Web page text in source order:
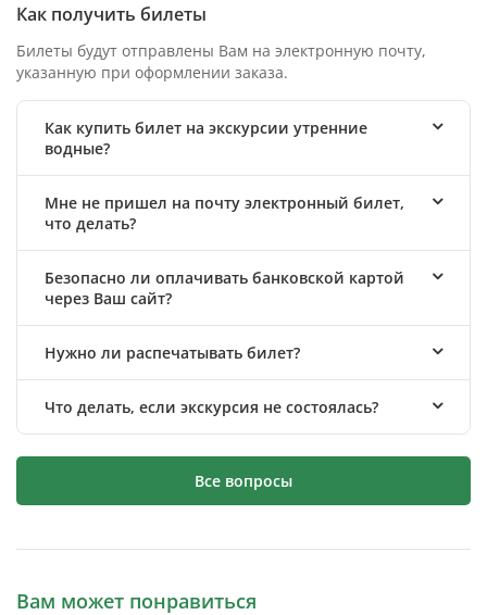
Как получить билеты
Билеты будут отправлены Вам на электронную почту,
указанную при оформлении заказа.
Как купить билет на экскурсии утренние
водные?
Мне не пришел на почту электронный билет,
что делать?
Безопасно ли оплачивать банковской картой
через Ваш сайт?
Нужно ли распечатывать билет?
Что делать, если экскурсия не состоялась?
Все вопросы
Вам может понравиться